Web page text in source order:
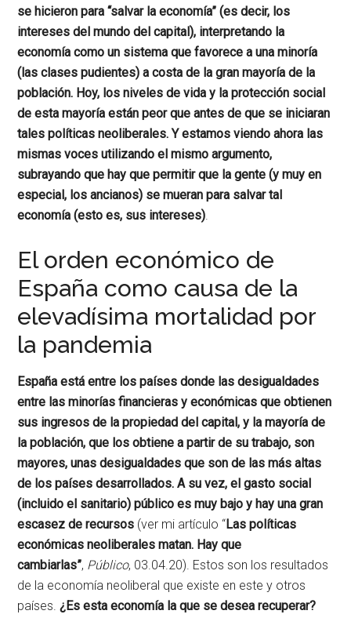
se hicieron para “salvar la economía” (es decir, los
intereses del mundo del capital), interpretando la
economía como un sistema que favorece a una minoría
(las clases pudientes) a costa de la gran mayoría de la
población. Hoy, los niveles de vida y la protección social
de esta mayoría están peor que antes de que se iniciaran
tales políticas neoliberales. Y estamos viendo ahora las
mismas voces utilizando el mismo argumento,
subrayando que hay que permitir que la gente (y muy en
especial, los ancianos) se mueran para salvar tal
economía (esto es, sus intereses).
El orden económico de
España como causa de la
elevadísima mortalidad por
la pandemia
España está entre los países donde las desigualdades
entre las minorías financieras y económicas que obtienen
sus ingresos de la propiedad del capital, y la mayoría de
la población, que los obtiene a partir de su trabajo, son
mayores, unas desigualdades que son de las más altas
de los países desarrollados. A su vez, el gasto social
(incluido el sanitario) público es muy bajo y hay una gran
escasez de recursos (ver mi artículo “Las políticas
económicas neoliberales matan. Hay que
cambiarlas”, Público, 03.04.20). Estos son los resultados
de la economía neoliberal que existe en este y otros
países.¿Es esta economía la que se desea recuperar?